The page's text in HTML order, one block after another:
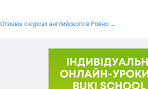
Отзывы о курсах английского в Ровно →